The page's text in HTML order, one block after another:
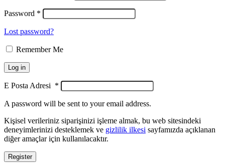
Password *
Lost password?
Remember Me
Log in
E Posta Adresi *
A password will be sent to your email address.
Kişisel verileriniz siparişinizi işleme almak, bu web sitesindeki
deneyimlerinizi desteklemek ve gizlilik ilkesi sayfamızda açıklanan
diğer amaçlar için kullanılacaktır.
Register